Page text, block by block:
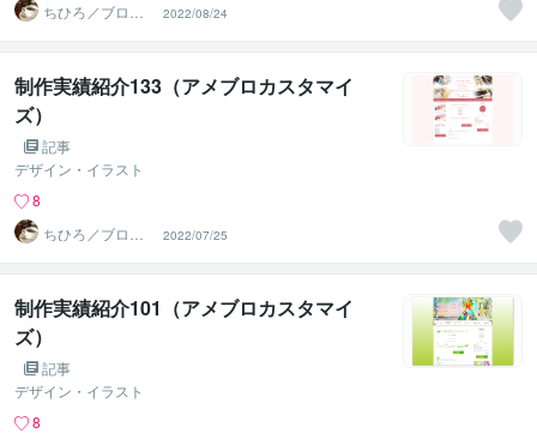
ちひろ／ブログ
にもサンプルあ
ります
2022/08/24
制作実績紹介133（アメブロカスタマイ
ズ）
記事
デザイン・イラスト
8
ちひろ／ブログ
にもサンプルあ
ります
2022/07/25
制作実績紹介101（アメブロカスタマイ
ズ）
記事
デザイン・イラスト
8